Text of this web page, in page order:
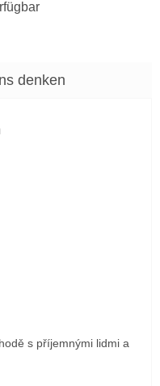
5 von 5 Sternen.
5 von 5 Sternen.
5 von 5 Sternen.
s příjemnými lidmi a